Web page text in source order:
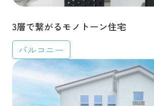
3層で繋がるモノトーン住宅
バルコニー